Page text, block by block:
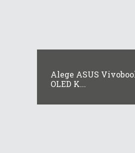
Alege ASUS
OLED K...